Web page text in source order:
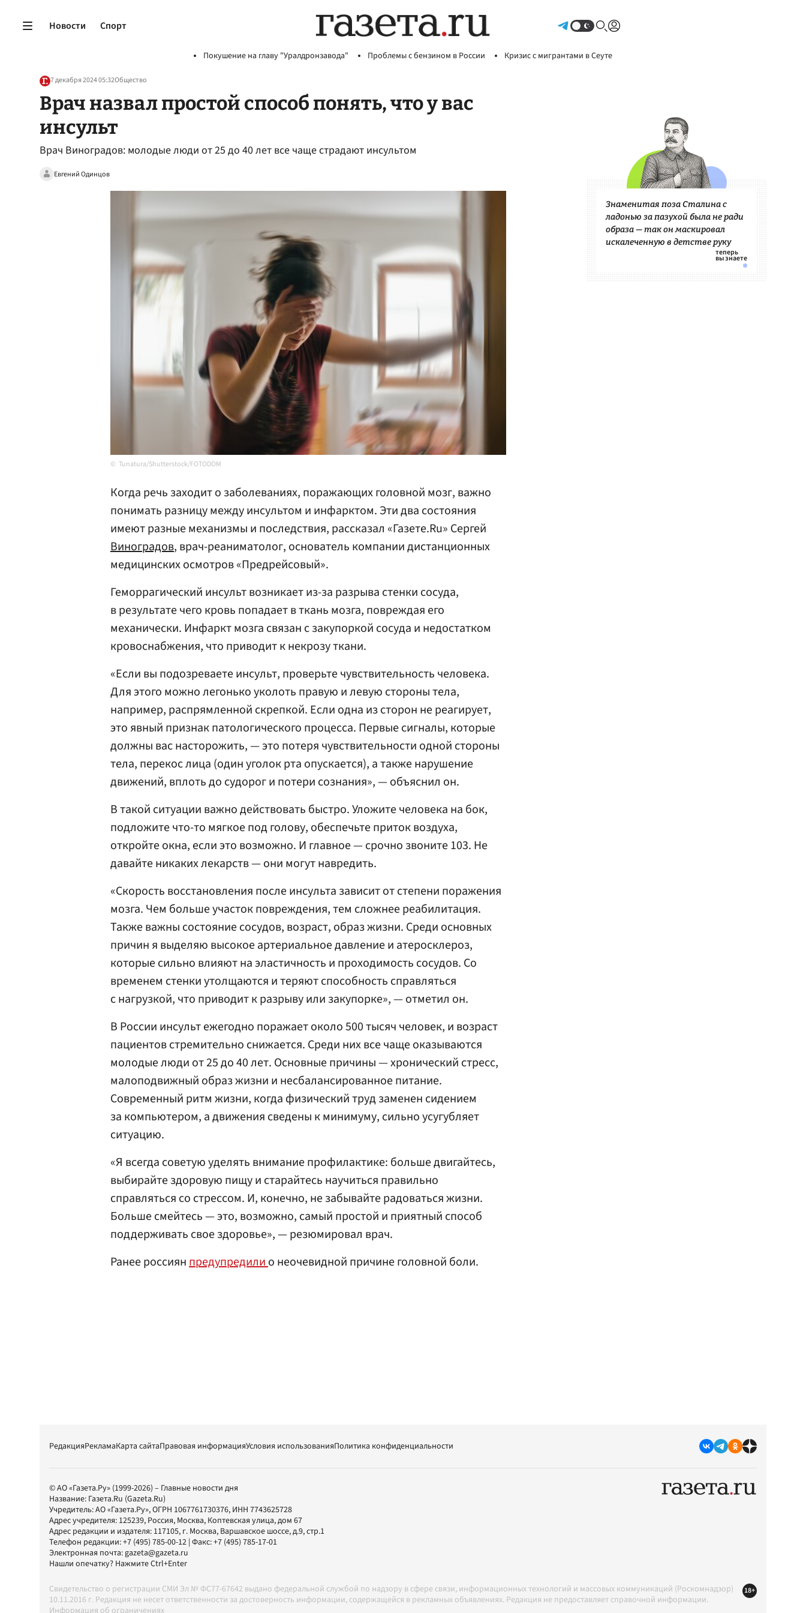
Новости Спорт
Покушение на главу "Уралдронзавода" Проблемы с бензином в России Кризис с мигрантами в Сеуте
7 декабря 2024 05:32Общество
Врач назвал простой способ понять, что у вас
инсульт
Врач Виноградов: молодые люди от 25 до 40 лет все чаще страдают инсультом
Евгений Одинцов
Tunatura/Shutterstock/FOTODOM
Когда речь заходит о заболеваниях, поражающих головной мозг, важно
понимать разницу между инсультом и инфарктом. Эти два состояния
имеют разные механизмы и последствия, рассказал «Газете.Ru» Сергей
Виноградов, врач-реаниматолог, основатель компании дистанционных
медицинских осмотров «Предрейсовый».
Геморрагический инсульт возникает из-за разрыва стенки сосуда,
в результате чего кровь попадает в ткань мозга, повреждая его
механически. Инфаркт мозга связан с закупоркой сосуда и недостатком
кровоснабжения, что приводит к некрозу ткани.
«Если вы подозреваете инсульт, проверьте чувствительность человека.
Для этого можно легонько уколоть правую и левую стороны тела,
например, распрямленной скрепкой. Если одна из сторон не реагирует,
это явный признак патологического процесса. Первые сигналы, которые
должны вас насторожить, — это потеря чувствительности одной стороны
тела, перекос лица (один уголок рта опускается), а также нарушение
движений, вплоть до судорог и потери сознания», — объяснил он.
В такой ситуации важно действовать быстро. Уложите человека на бок,
подложите что-то мягкое под голову, обеспечьте приток воздуха,
откройте окна, если это возможно. И главное — срочно звоните 103. Не
давайте никаких лекарств — они могут навредить.
«Скорость восстановления после инсульта зависит от степени поражения
мозга. Чем больше участок повреждения, тем сложнее реабилитация.
Также важны состояние сосудов, возраст, образ жизни. Среди основных
причин я выделяю высокое артериальное давление и атеросклероз,
которые сильно влияют на эластичность и проходимость сосудов. Со
временем стенки утолщаются и теряют способность справляться
с нагрузкой, что приводит к разрыву или закупорке», — отметил он.
В России инсульт ежегодно поражает около 500 тысяч человек, и возраст
пациентов стремительно снижается. Среди них все чаще оказываются
молодые люди от 25 до 40 лет. Основные причины — хронический стресс,
малоподвижный образ жизни и несбалансированное питание.
Современный ритм жизни, когда физический труд заменен сидением
за компьютером, а движения сведены к минимуму, сильно усугубляет
ситуацию.
«Я всегда советую уделять внимание профилактике: больше двигайтесь,
выбирайте здоровую пищу и старайтесь научиться правильно
справляться со стрессом. И, конечно, не забывайте радоваться жизни.
Больше смейтесь — это, возможно, самый простой и приятный способ
поддерживать свое здоровье», — резюмировал врач.
Ранее россиянпредупредилио неочевидной причине головной боли.
Знаменитая поза Сталина с
ладонью за пазухой была не ради
образа — так он маскировал
искалеченную в детстве руку
РедакцияРекламаКарта сайтаПравовая информацияУсловия использованияПолитика конфиденциальности
© АО «Газета.Ру» (1999-2026) – Главные новости дня
Название: Газета.Ru (Gazeta.Ru)
Учредитель:АО «Газета.Ру», ОГРН 1067761730376, ИНН 7743625728
Адрес учредителя: 125239, Россия, Москва, Коптевская улица, дом 67
Адрес редакции и издателя: 117105, г. Москва, Варшавское шоссе, д.9, стр.1
Телефон редакции:+7 (495) 785-00-12 | Факс:+7 (495) 785-17-01
Электронная почта:gazeta@gazeta.ru
Нашли опечатку? Нажмите Ctrl+Enter
Свидетельство о регистрации СМИ Эл № ФС77-67642 выдано федеральной службой по надзору в сфере связи, информационных технологий и массовых коммуникаций (Роскомнадзор)
10.11.2016 г. Редакция не несет ответственности за достоверность информации, содержащейся в рекламных объявлениях. Редакция не предоставляет справочной информации.
Информация об ограничениях
18+